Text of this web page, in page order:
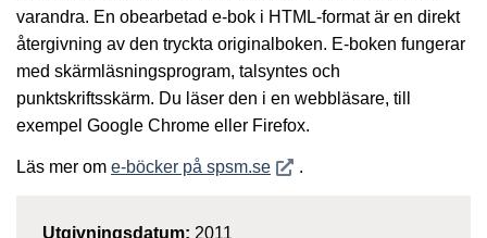
varandra. En obearbetad e-bok i HTML-format är en direkt
återgivning av den tryckta originalboken. E-boken fungerar
med skärmläsningsprogram, talsyntes och
punktskriftsskärm. Du läser den i en webbläsare, till
exempel Google Chrome eller Firefox.
Läs mer om e-böcker på spsm.seÖppnas i nytt fönster
.
Utgivningsdatum: 2011